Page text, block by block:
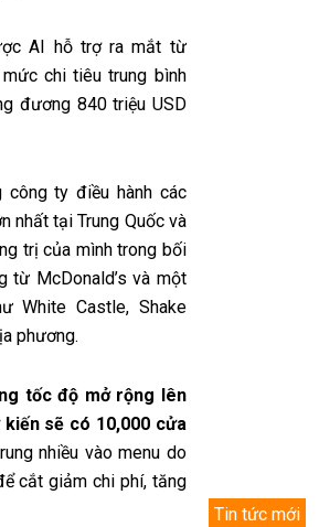
AI hỗ trợ ra mắt từ
chi tiêu trung bình
đương 840 triệu USD
công ty điều hành các
nhất tại Trung Quốc và
trị của mình trong bối
từ McDonald’s và một
White Castle, Shake
phương.
tốc độ mở rộng lên
sẽ có 10,000 cửa
nhiều vào menu do
cắt giảm chi phí, tăng
Tin tức mới